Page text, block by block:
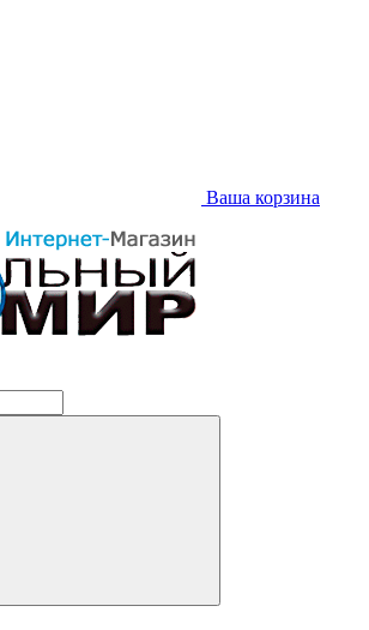
Ваша корзина